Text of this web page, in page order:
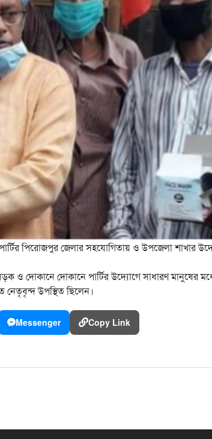
পার্টির পিরোজপুর জেলার সহযোগিতায় ও উপজেলা শাখার
ও দোকানে দোকানে পার্টির উদ্যোগে সাধারণ মানুষের
উপস্থিত ছিলেন।
Messenger Copy Link